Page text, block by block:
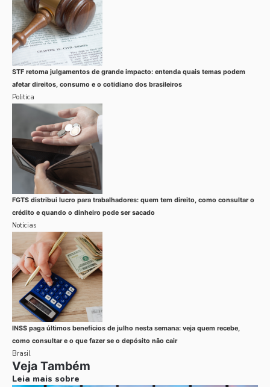
STF retoma julgamentos de grande impacto: entenda quais temas podem
afetar direitos, consumo e o cotidiano dos brasileiros
Politica
FGTS distribui lucro para trabalhadores: quem tem direito, como consultar o
crédito e quando o dinheiro pode ser sacado
Noticias
INSS paga últimos benefícios de julho nesta semana: veja quem recebe,
como consultar e o que fazer se o depósito não cair
Brasil
Veja Também
Leia mais sobre